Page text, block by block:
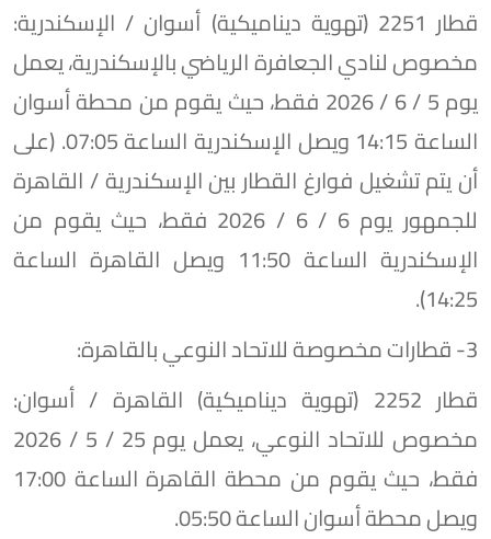
​قطار 2251 (تهوية ديناميكية) أسوان / الإسكندرية:
مخصوص لنادي الجعافرة الرياضي بالإسكندرية، يعمل
يوم 5 / 6 / 2026 فقط، حيث يقوم من محطة أسوان
الساعة 14:15 ويصل الإسكندرية الساعة 07:05. (على
أن يتم تشغيل فوارغ القطار بين الإسكندرية / القاهرة
للجمهور يوم 6 / 6 / 2026 فقط، حيث يقوم من
الإسكندرية الساعة 11:50 ويصل القاهرة الساعة
14:25).
​3- قطارات مخصوصة للاتحاد النوعي بالقاهرة:
​قطار 2252 (تهوية ديناميكية) القاهرة / أسوان:
مخصوص للاتحاد النوعي، يعمل يوم 25 / 5 / 2026
فقط، حيث يقوم من محطة القاهرة الساعة 17:00
ويصل محطة أسوان الساعة 05:50.